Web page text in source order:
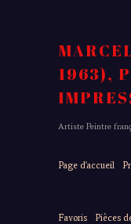
1963),
Artiste Peintre
Page d'accueil
Favoris Pièces